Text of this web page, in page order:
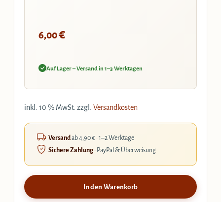
6,00€
Auf Lager – Versand in 1–3 Werktagen
inkl. 10 % MwSt. zzgl. Versandkosten
Versandab 4,90 € · 1–2 Werktage
Sichere Zahlung· PayPal & Überweisung
In den Warenkorb